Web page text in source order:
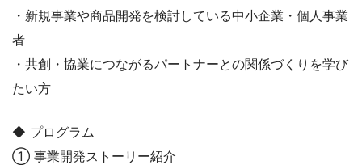
・新規事業や商品開発を検討している中小企業・個人事業
者
・共創・協業につながるパートナーとの関係づくりを学び
たい方
◆ プログラム
① 事業開発ストーリー紹介